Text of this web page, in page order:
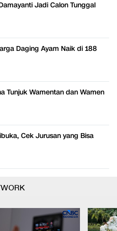
Jadi Calon Tunggal
Daging Ayam Naik di 188
Tunjuk Wamentan dan Wamen
Cek Jurusan yang Bisa